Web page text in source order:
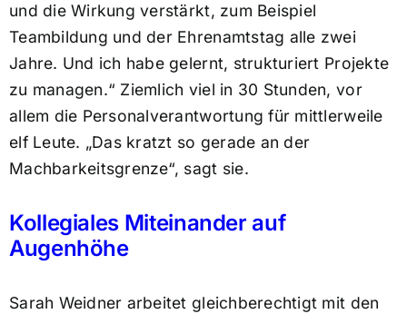
und die Wirkung verstärkt, zum Beispiel
Teambildung und der Ehrenamtstag alle zwei
Jahre. Und ich habe gelernt, strukturiert Projekte
zu managen.“ Ziemlich viel in 30 Stunden, vor
allem die Personalverantwortung für mittlerweile
elf Leute. „Das kratzt so gerade an der
Machbarkeitsgrenze“, sagt sie.
Kollegiales Miteinander auf
Augenhöhe
Sarah Weidner arbeitet gleichberechtigt mit den